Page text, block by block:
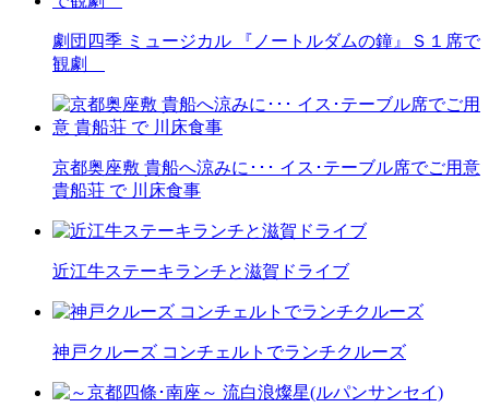
劇団四季 ミュージカル 『ノートルダムの鐘』Ｓ１席で
観劇
京都奥座敷 貴船へ涼みに･･･ イス･テーブル席でご用意
貴船荘 で 川床食事
近江牛ステーキランチと滋賀ドライブ
神戸クルーズ コンチェルトでランチクルーズ